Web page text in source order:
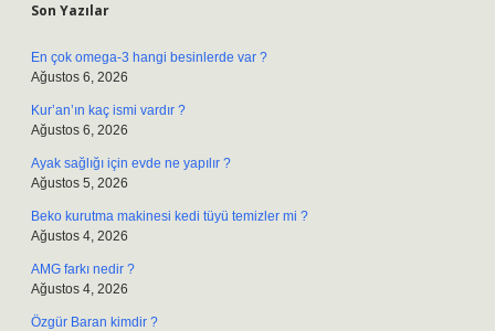
Son Yazılar
En çok omega-3 hangi besinlerde var ?
Ağustos 6, 2026
Kur’an’ın kaç ismi vardır ?
Ağustos 6, 2026
Ayak sağlığı için evde ne yapılır ?
Ağustos 5, 2026
Beko kurutma makinesi kedi tüyü temizler mi ?
Ağustos 4, 2026
AMG farkı nedir ?
Ağustos 4, 2026
Özgür Baran kimdir ?